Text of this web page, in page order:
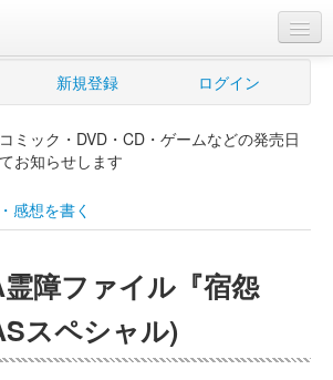
新規登録 ログイン
ミック・DVD・CD・ゲームなどの発売日
お知らせします
感想を書く
障ファイル『宿怨
スペシャル)